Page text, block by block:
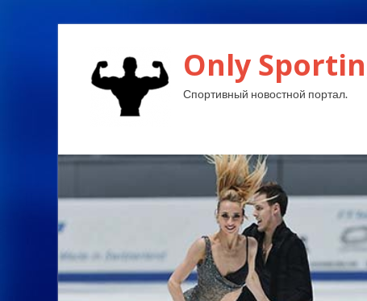
Only
Спортивный новостной портал.